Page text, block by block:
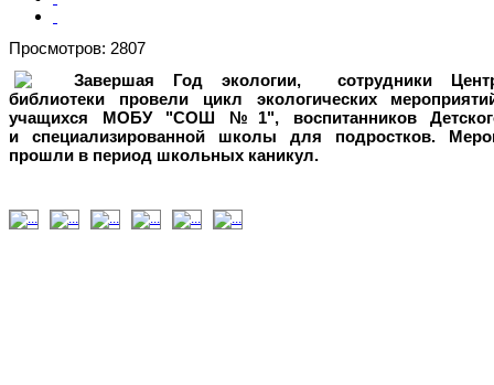
Просмотров: 2807
Завершая Год экологии, сотрудники
библиотеки провели цикл экологических
учащихся МОБУ "СОШ №1", воспитанников
испециализированной школы для подростков.
прошли в период школьных каникул.